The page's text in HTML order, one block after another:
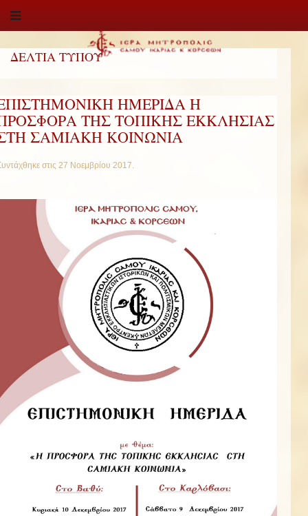
ΔΕΛΤΙΑ ΤΥΠΟΥ
ΗΜΕΡΙΔΑ Η
ΤΗΣ ΤΟΠΙΚΗΣ ΕΚΚΛΗΣΙΑΣ
ΣΑΜΙΑΚΗ ΚΟΙΝΩΝΙΑ
στις 27 Νοεμβρίου 2017.